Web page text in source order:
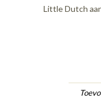
Little Dutch